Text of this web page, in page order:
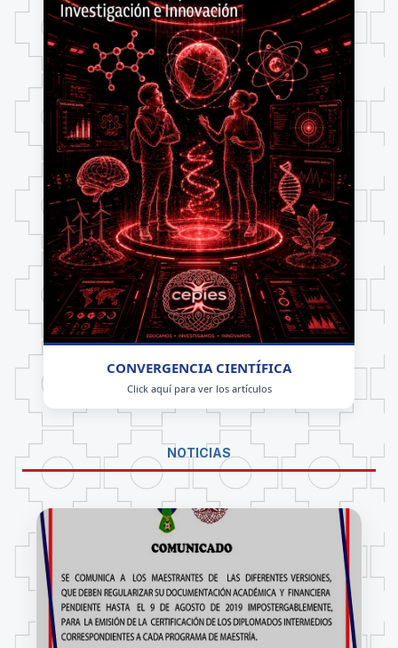
CONVERGENCIA CIENTÍFICA
Click aquí para ver los artículos
NOTICIAS